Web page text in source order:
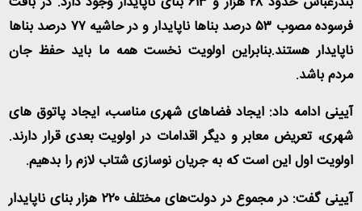
فرسوده مصوب ۵۳ درصد بناها ناپایدار و در حاشیه ۷۷ درصد بناها
ناپایدار هستند.بنابراین اولویت نخست همه ما باید حفظ جان
مردم باشد.
آیینی ادامه داد: ایجاد فضاهای شهری مناسب، ایجاد پاتوق های
شهری، تعریض معابر و دیگر اقدامات در اولویت بعدی قرار دارند.
اولویت اول این است که به جریان نوسازی شتاب لازم را بدهیم.
آیینی گفت: در مجموع در دولت‌های مختلف ۲۲۰ هزار بنای ناپایدار